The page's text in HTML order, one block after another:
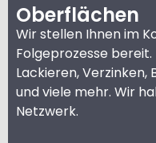
Oberflächen
Wir stellen Ihnen im
Folgeprozesse
Lackieren, Verzinken,
und viele mehr. Wir
Netzwerk.